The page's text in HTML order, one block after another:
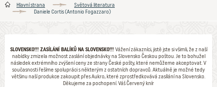
Hlavní strana
Světová literatura
Daniele Cortis (Antonio Fogazzaro)
SLOVENSKO!!! ZASÍLÁNÍ BALÍKŮ NA SLOVENSKO!!! Vážení zákazníci, jistě jste si všimli, že z naší
nabídky zmizela možnost zaslání objednávky na Slovensko Českou poštou. Je to bohužel
následek extrémního zvýšení ceny ze strany České pošty, které nemůžeme akceptovat. V
současnosti řešíme spolupráci s některým z ostatních dopravců. Aktuálně je možné tedy
většinu naší produkce zakoupit přes Aukro, které zprostředkovává zasílání na Slovensko.
Děkujeme za pochopení. Váš Červený knír